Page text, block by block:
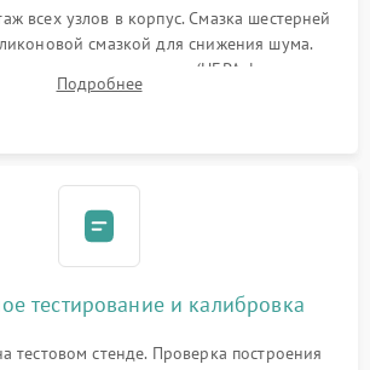
всех узлов в корпус. Смазка шестерней
смазкой для снижения шума.
расходных материалов (HEPA-фильтров,
Надежная фиксация разъемов и
Подробнее
тестирование и калибровка
тестовом стенде. Проверка построения